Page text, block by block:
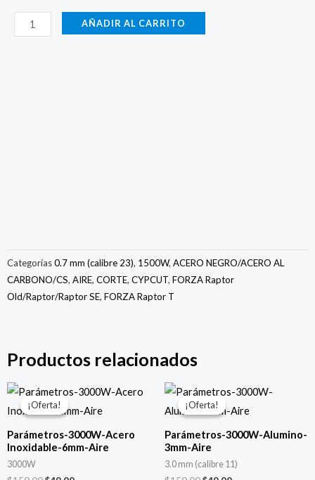
Parámetros-
1500W-
AÑADIR AL CARRITO
Categorías0.7 mm (calibre 23), 1500W, ACERO NEGRO/ACERO AL
CARBONO/CS, AIRE, CORTE, CYPCUT, FORZA Raptor
Old/Raptor/Raptor SE, FORZA Raptor T
Productos relacionados
¡Oferta!
¡Oferta!
Parámetros-3000W-Acero
Inoxidable-6mm-Aire
3000W
El
precio
original
$150.00.
El
precio
actual
$49.00.
¡Oferta!
¡Oferta!
Parámetros-3000W-Alumino-
3mm-Aire
3.0 mm (calibre 11)
El
precio
original
$150.00.
El
precio
actual
$49.00.